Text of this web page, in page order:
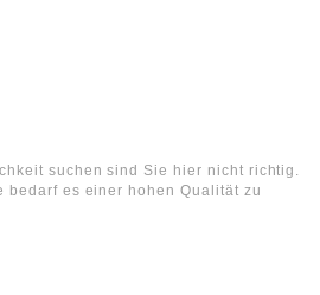
suchen sind Sie hier nicht richtig.
bedarf es einer hohen Qualität zu